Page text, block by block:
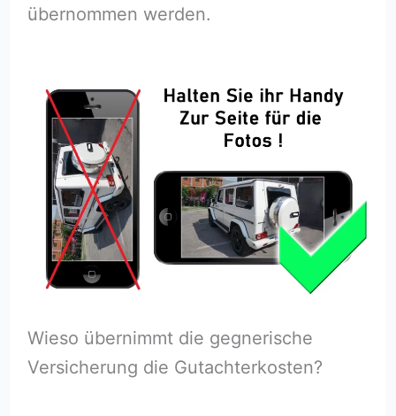
übernommen werden.
Wieso übernimmt die gegnerische
Versicherung die Gutachterkosten?